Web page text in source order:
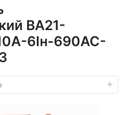
ВА21-
6Iн-690AC-